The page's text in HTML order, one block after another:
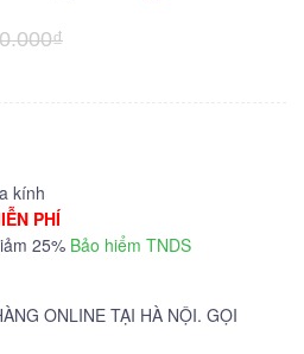
kính
PHÍ
25% Bảo hiểm TNDS
ONLINE TẠI HÀ NỘI. GỌI